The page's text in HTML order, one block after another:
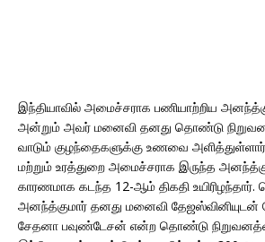
இந்தியாவில் அமைச்சராக பணியாற்றிய
அன்றும் அவர் மனைவி தனது தொண்டு
வாடும் குழந்தைகளுக்கு உணவை
மற்றும் உரத்துறை அமைச்சராக இருந்த
காரணமாக கடந்த 12-ஆம் திகதி உயிரிழந்தார்.
அனந்த்குமார் தனது மனைவி தேஜஸ்வினியுடன்
சேதனா பவுண்டேசன் என்ற தொண்டு